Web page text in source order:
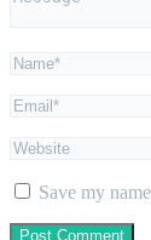
Save my